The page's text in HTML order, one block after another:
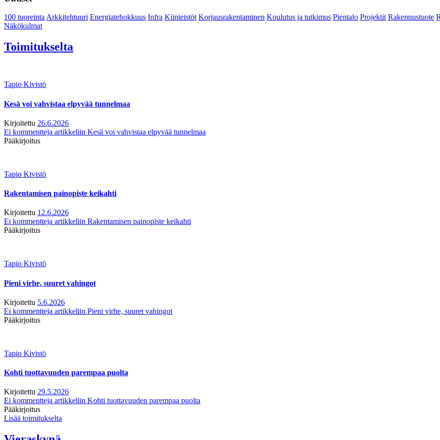
100 tuoreintaArkkitehtuuri Energiatehokkuus Infra Kiinteistöt Korjausrakentaminen Koulutus ja tutkimus Pientalo Projektit Rakennustuote
Näkökulmat
Toimitukselta
Tapio Kivistö
Kesä voi vahvistaa elpyvää tunnelmaa
Kirjoitettu 26.6.2026
Ei kommentteja artikkeliin Kesä voi vahvistaa elpyvää tunnelmaa
Pääkirjoitus
Tapio Kivistö
Rakentamisen painopiste keikahti
Kirjoitettu 12.6.2026
Ei kommentteja artikkeliin Rakentamisen painopiste keikahti
Pääkirjoitus
Tapio Kivistö
Pieni virhe, suuret vahingot
Kirjoitettu 5.6.2026
Ei kommentteja artikkeliin Pieni virhe, suuret vahingot
Pääkirjoitus
Tapio Kivistö
Kohti tuottavuuden parempaa puolta
Kirjoitettu 29.5.2026
Ei kommentteja artikkeliin Kohti tuottavuuden parempaa puolta
Pääkirjoitus
Lisää toimitukselta